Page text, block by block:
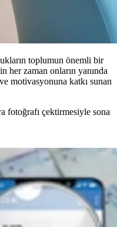
toplumun önemli bir
her zaman onların yanında
motivasyonuna katkı sunan
fotoğrafı çektirmesiyle sona